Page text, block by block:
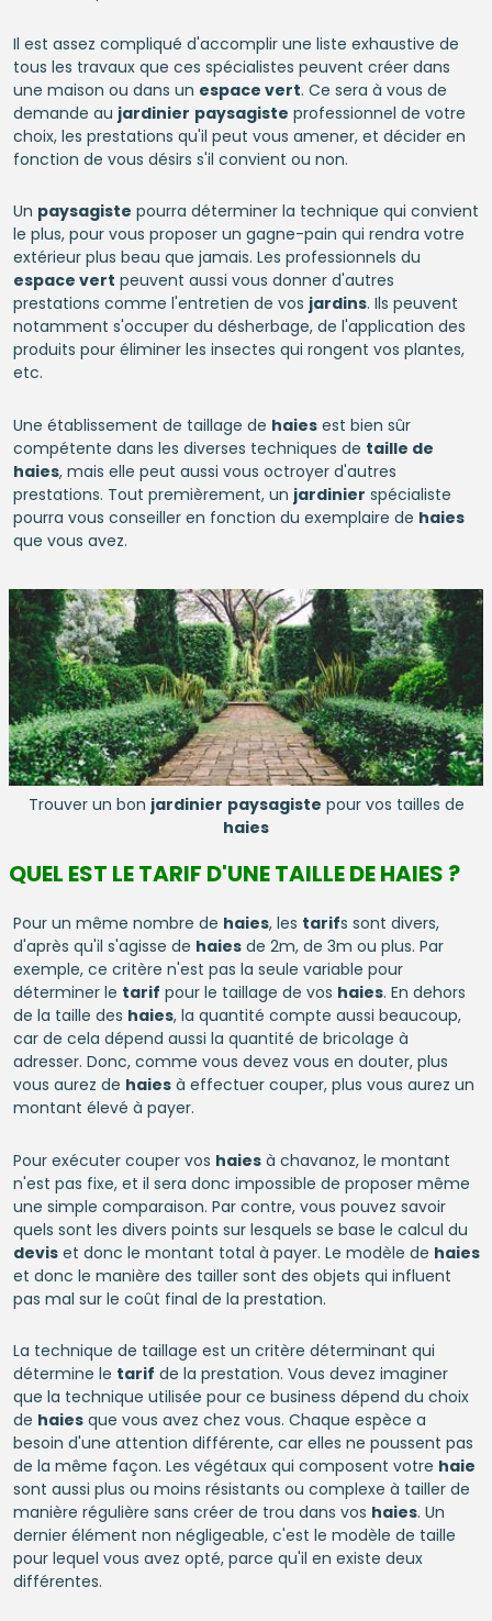
Il est assez compliqué d'accomplir une liste exhaustive de
tous les travaux que ces spécialistes peuvent créer dans
une maison ou dans un espace vert. Ce sera à vous de
demande au jardinier paysagiste professionnel de votre
choix, les prestations qu'il peut vous amener, et décider en
fonction de vous désirs s'il convient ou non.
Un paysagiste pourra déterminer la technique qui convient
le plus, pour vous proposer un gagne-pain qui rendra votre
extérieur plus beau que jamais. Les professionnels du
espace vert peuvent aussi vous donner d'autres
prestations comme l'entretien de vos jardins. Ils peuvent
notamment s'occuper du désherbage, de l'application des
produits pour éliminer les insectes qui rongent vos plantes,
etc.
Une établissement de taillage de haiesest bien sûr
compétente dans les diverses techniques de taille de
haies, mais elle peut aussi vous octroyer d'autres
prestations. Tout premièrement, un jardinier spécialiste
pourra vous conseiller en fonction du exemplaire de haies
que vous avez.
Trouver un bon jardinier paysagiste pour vos tailles de
haies
QUEL EST LE TARIF D'UNE TAILLE DE HAIES ?
Pour un même nombre de haies, les tarifs sont divers,
d'après qu'il s'agisse de haiesde 2m, de 3m ou plus. Par
exemple, ce critère n'est pas la seule variable pour
déterminer le tarif pour le taillage de vos haies. En dehors
de la taille des haies, la quantité compte aussi beaucoup,
car de cela dépend aussi la quantité de bricolage à
adresser. Donc, comme vous devez vous en douter, plus
vous aurez de haiesà effectuer couper, plus vous aurez un
montant élevé à payer.
Pour exécuter couper vos haiesà chavanoz, le montant
n'est pas fixe, et il sera donc impossible de proposer même
une simple comparaison. Par contre, vous pouvez savoir
quels sont les divers points sur lesquels se base le calcul du
deviset donc le montant total à payer. Le modèle de haies
et donc le manière des tailler sont des objets qui influent
pas mal sur le coût final de la prestation.
La technique de taillage est un critère déterminant qui
détermine le tarif de la prestation. Vous devez imaginer
que la technique utilisée pour ce business dépend du choix
de haiesque vous avez chez vous. Chaque espèce a
besoin d'une attention différente, car elles ne poussent pas
de la même façon. Les végétaux qui composent votre haie
sont aussi plus ou moins résistants ou complexe à tailler de
manière régulière sans créer de trou dans vos haies. Un
dernier élément non négligeable, c'est le modèle de taille
pour lequel vous avez opté, parce qu'il en existe deux
différentes.